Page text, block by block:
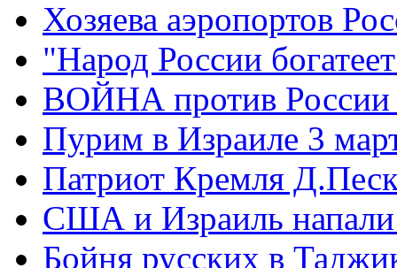
Хозяева аэропортов
"Народ России
ВОЙНА против России
Пурим в Израиле 3
Патриот Кремля
США и Израиль
Бойня русских в